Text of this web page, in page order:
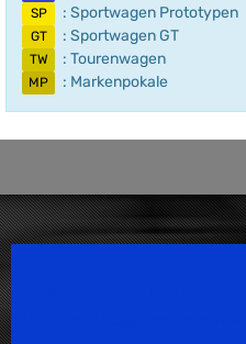
SP : Sportwagen Prototypen
GT : Sportwagen GT
TW : Tourenwagen
MP : Markenpokale